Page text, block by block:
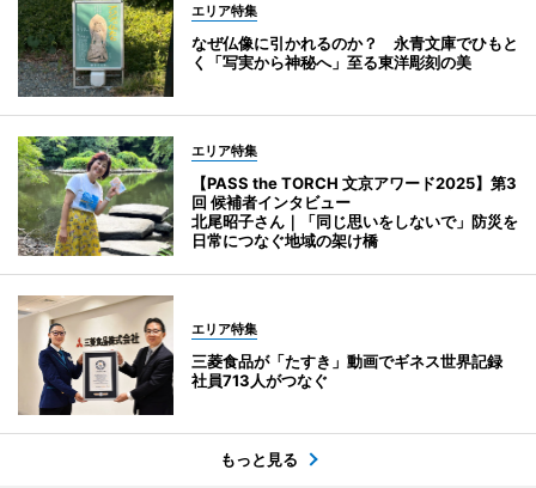
エリア特集
なぜ仏像に引かれるのか？ 永青文庫でひもと
く「写実から神秘へ」至る東洋彫刻の美
エリア特集
【PASS the TORCH 文京アワード2025】第3
回 候補者インタビュー
北尾昭子さん｜「同じ思いをしないで」防災を
日常につなぐ地域の架け橋
エリア特集
三菱食品が「たすき」動画でギネス世界記録
社員713人がつなぐ
もっと見る